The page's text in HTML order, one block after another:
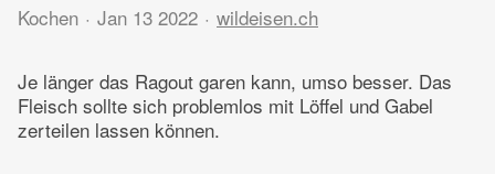
Kochen Jan 13 2022 wildeisen.ch
Je länger das Ragout garen kann, umso besser. Das
Fleisch sollte sich problemlos mit Löffel und Gabel
zerteilen lassen können.